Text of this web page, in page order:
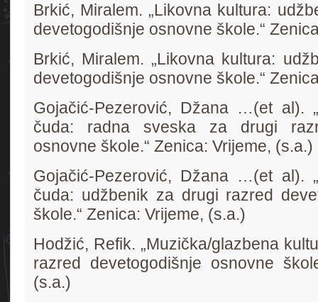
Brkić, Miralem. „Likovna kultura:
devetogodišnje osnovne škole.“
Brkić, Miralem. „Likovna kultura:
devetogodišnje osnovne škole.“
Gojačić-Pezerović, Džana …(et al).
čuda: radna sveska za drugi
osnovne škole.“ Zenica: Vrijeme, (s.a.)
Gojačić-Pezerović, Džana …(et al).
čuda: udžbenik za drugi razred
škole.“ Zenica: Vrijeme, (s.a.)
Hodžić, Refik. „Muzička/glazbena
razred devetogodišnje osnovne
(s.a.)